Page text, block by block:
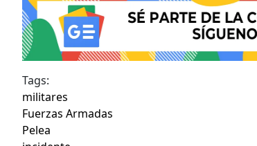
Tags:
militares
Fuerzas Armadas
Pelea